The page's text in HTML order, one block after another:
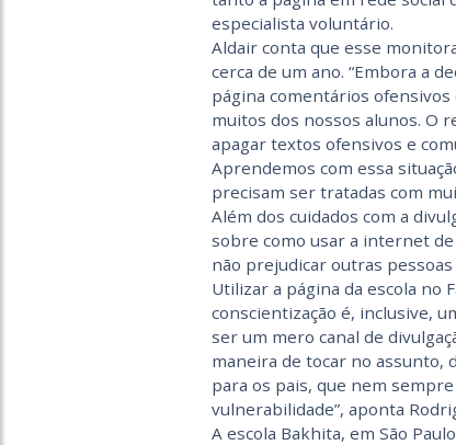
especialista voluntário.
Aldair conta que esse
cerca de um ano. “Embora a
página comentários ofensivos
muitos dos nossos alunos. O
apagar textos ofensivos e
Aprendemos com essa
precisam ser tratadas com
Além dos cuidados com a
sobre como usar a internet de
não prejudicar outras
Utilizar a página da escola no
conscientização é, inclusive,
ser um mero canal de
maneira de tocar no assunto,
para os pais, que nem
vulnerabilidade”, aponta
A escola Bakhita, em São